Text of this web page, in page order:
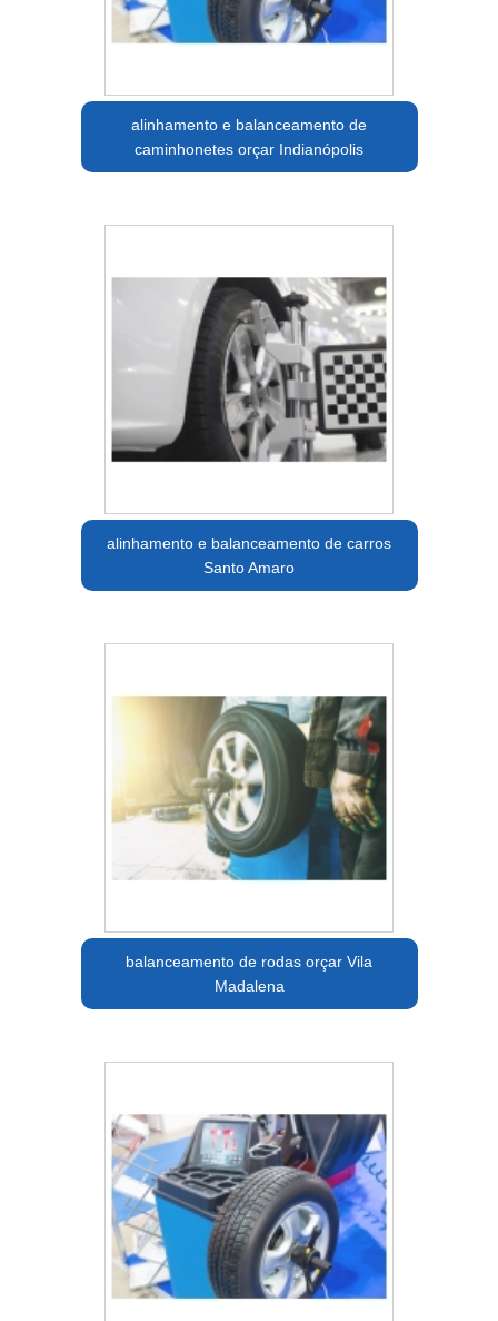
alinhamento e balanceamento de
caminhonetes orçar Indianópolis
alinhamento e balanceamento de carros
Santo Amaro
balanceamento de rodas orçar Vila
Madalena